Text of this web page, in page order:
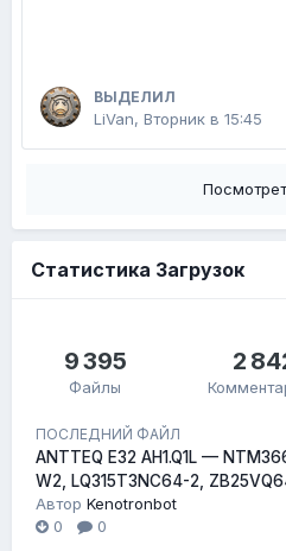
ВЫДЕЛИЛ
LiVan, Вторник в 15:45
Статистика Загрузок
9 395
Файлы
2
ПОСЛЕДНИЙ ФАЙЛ
ANTTEQ E32 AH1.Q1L —
W2, LQ315T3NC64-2,
Автор Kenotronbot
0
0